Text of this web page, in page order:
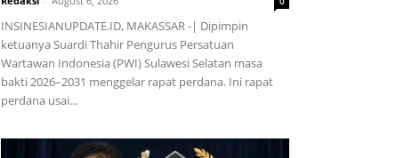
INSINESIANUPDATE.ID, MAKASSAR -| Dipimpin
ketuanya Suardi Thahir Pengurus Persatuan
Wartawan Indonesia (PWI) Sulawesi Selatan masa
bakti 2026–2031 menggelar rapat perdana. Ini rapat
perdana usai...